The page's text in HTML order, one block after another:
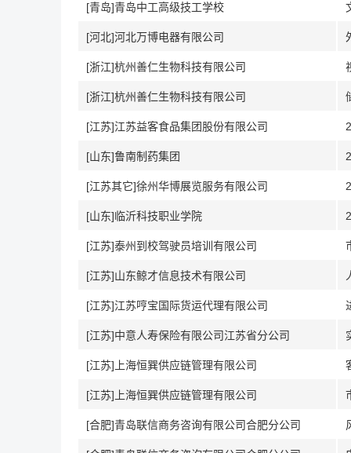
[青岛]青岛中工高级技工学校
[河北]河北万博电器有限公司
[浙江]杭州善仁生物科技有限公司
[浙江]杭州善仁生物科技有限公司
[江苏]江苏益客食品集团股份有限公司
[山东]鲁南制药集团
[江苏其它]徐州华博展览服务有限公司
[山东]临沂科技职业学院
[江苏]泰州到校驾驶员培训有限公司
[江苏]山东鲸才信息技术有限公司
[江苏]江苏哼宝国际货运代理有限公司
[江苏]中意人寿保险有限公司江苏省分公司
[江苏]上海恒巽供应链管理有限公司
[江苏]上海恒巽供应链管理有限公司
[合肥]青岛联信商务咨询有限公司合肥分公司